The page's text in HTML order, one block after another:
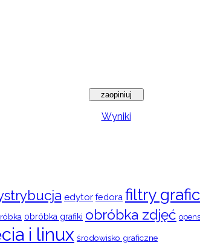
Wyniki
edytor fedora filtry
obróbka grafiki obróbka zdjęć
i linux środowisko graficzne